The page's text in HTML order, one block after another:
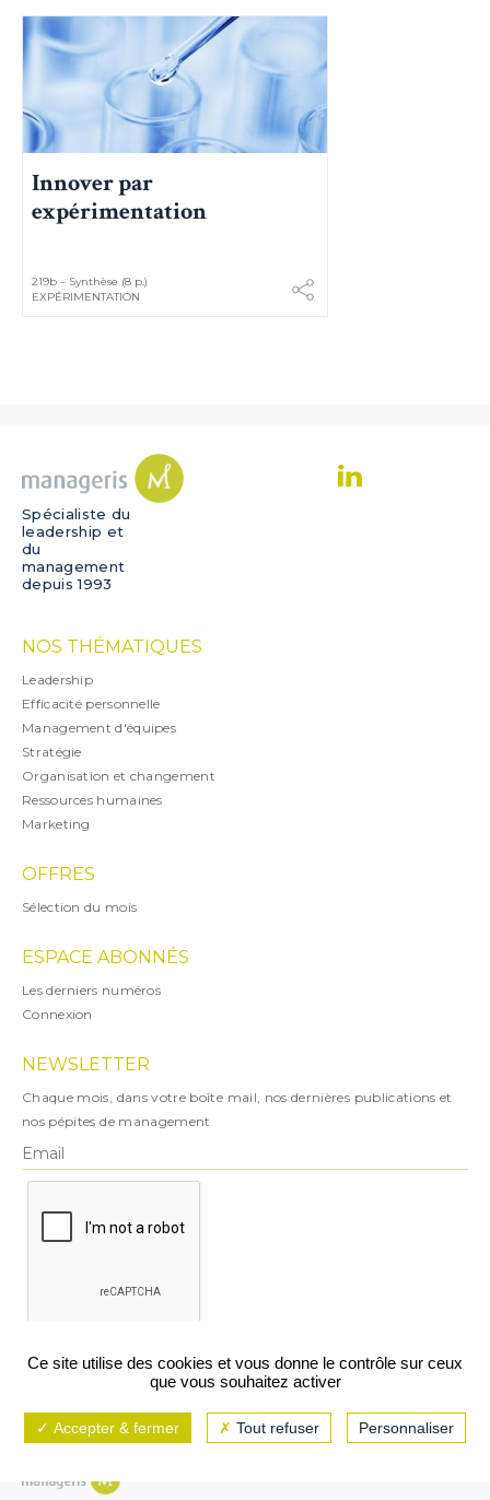
Innover par
expérimentation
219b – Synthèse (8 p.)
EXPÉRIMENTATION
de ne plus afficher cette fenêtre. Ce système de trace est basé sur les
cookies. Ces fichiers ne peuvent en aucun cas endommager votre
ordinateur, ni l'affecter d'aucune façon, vous pourrez les supprimer à
tout moment dans les options de votre navigateur.
Spécialiste du
leadership et
du
management
depuis 1993
NOS THÉMATIQUES
Leadership
Efficacité personnelle
Management d'équipes
Stratégie
Organisation et changement
Ressources humaines
Marketing
OFFRES
Sélection du mois
ESPACE ABONNÉS
Les derniers numéros
Connexion
NEWSLETTER
Chaque mois, dans votre boîte mail, nos dernières publications et
nos pépites de management
Ce site utilise des cookies et vous donne le contrôle sur ceux
que vous souhaitez activer
Accepter & fermer Tout refuser Personnaliser